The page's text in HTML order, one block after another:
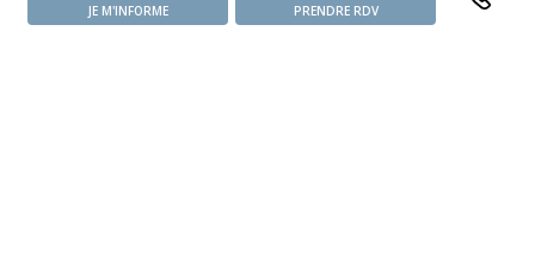
JE M'INFORME PRENDRE RDV